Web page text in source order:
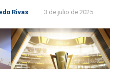
Rivas 3 de julio de 2025